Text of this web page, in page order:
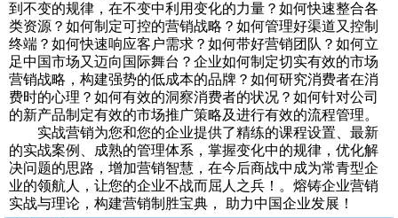
到不变的规律，在不变中利用变化的力量？如何快速整合各
类资源？如何制定可控的营销战略？如何管理好渠道又控制
终端？如何快速响应客户需求？如何带好营销团队？如何立
足中国市场又迈向国际舞台？企业如何制定切实有效的市场
营销战略，构建强势的低成本的品牌？如何研究消费者在消
费时的心理？如何有效的洞察消费者的状况？如何针对公司
的新产品制定有效的市场推广策略及进行有效的流程管理。
实战营销为您和您的企业提供了精练的课程设置、最新
的实战案例、成熟的管理体系，掌握变化中的规律，优化解
决问题的思路，增加营销智慧，在今后商战中成为常青型企
业的领航人，让您的企业不战而屈人之兵！。熔铸企业营销
实战与理论，构建营销制胜宝典， 助力中国企业发展！